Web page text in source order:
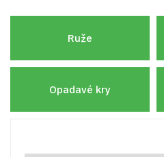
Ruže
Opadavé kry